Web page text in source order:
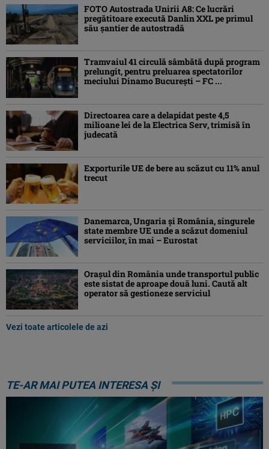
FOTO Autostrada Unirii A8: Ce lucrări
pregătitoare execută Danlin XXL pe primul
său șantier de autostradă
Tramvaiul 41 circulă sâmbătă după program
prelungit, pentru preluarea spectatorilor
meciului Dinamo București – FC ...
Directoarea care a delapidat peste 4,5
milioane lei de la Electrica Serv, trimisă în
judecată
Exporturile UE de bere au scăzut cu 11% anul
trecut
Danemarca, Ungaria şi România, singurele
state membre UE unde a scăzut domeniul
serviciilor, în mai – Eurostat
Orașul din România unde transportul public
este sistat de aproape două luni. Caută alt
operator să gestioneze serviciul
Vezi toate articolele de azi
TE-AR MAI PUTEA INTERESA ȘI